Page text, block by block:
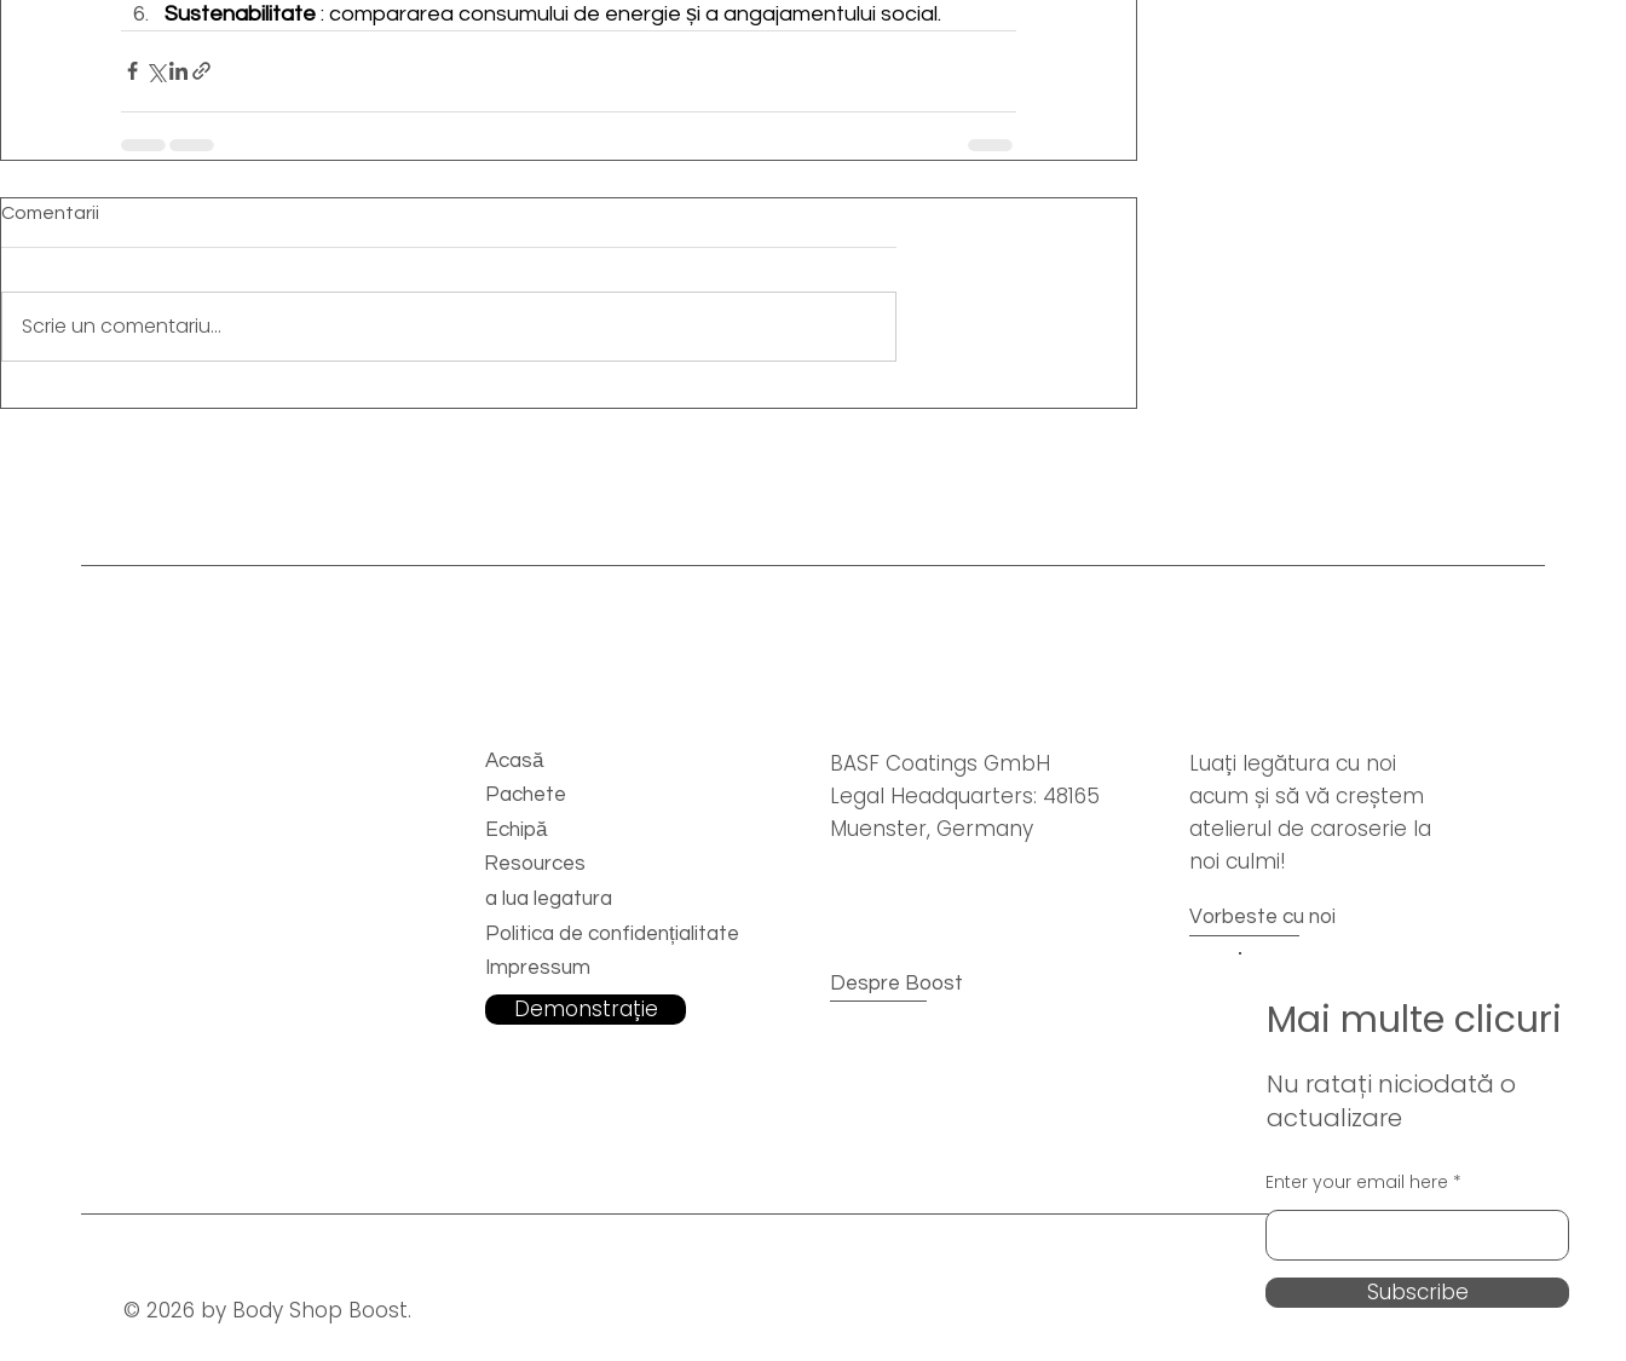
Sustenabilitate : compararea consumului de energie și a angajamentului social.
Comentarii
Scrie un comentariu...
Mai multe clicuri
Nu ratați niciodată o
actualizare
Enter your email here
Subscribe
Acasă
Pachete
Echipă
Resources
a lua legatura
Politica de confidențialitate
Impressum
Demonstrație
BASF Coatings GmbH
Legal Headquarters: 48165
Muenster, Germany
Despre Boost
Luați legătura cu noi
acum și să vă creștem
atelierul de caroserie la
noi culmi!
Vorbeste cu noi
© 2026 by Body Shop Boost.